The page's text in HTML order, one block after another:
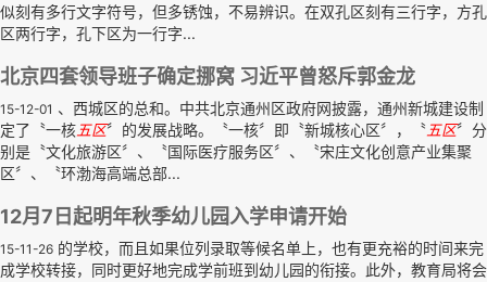
似刻有多行文字符号，但多锈蚀，不易辨识。在双孔区刻有三行字，方孔
区两行字，孔下区为一行字...
北京四套领导班子确定挪窝 习近平曾怒斥郭金龙
15-12-01 、西城区的总和。中共北京通州区政府网披露，通州新城建设制
定了〝一核 五区〞的发展战略。〝一核〞即〝新城核心区〞，〝 五区〞分
别是〝文化旅游区〞、〝国际医疗服务区〞、〝宋庄文化创意产业集聚
区〞、〝环渤海高端总部...
12月7日起明年秋季幼儿园入学申请开始
15-11-26 的学校，而且如果位列录取等候名单上，也有更充裕的时间来完
成学校转接，同时更好地完成学前班到幼儿园的衔接。此外，教育局将会